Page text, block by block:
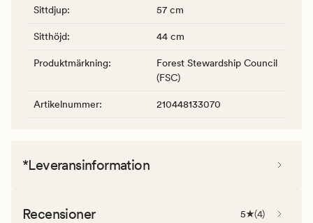
Sittdjup: 57 cm
Sitthöjd: 44 cm
Produktmärkning:
Forest Stewardship Council
(FSC)
Artikelnummer: 210448133070
*Leveransinformation
Recensioner 5 (4)